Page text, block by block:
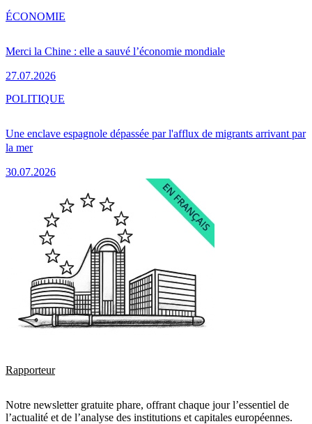
Merci la Chine : elle a sauvé l’économie mondiale
27.07.2026
ÉCONOMIE
Une enclave espagnole dépassée par l'afflux de migrants arrivant par
la mer
30.07.2026
POLITIQUE
Rapporteur
Notre newsletter gratuite phare, offrant chaque jour l’essentiel de
l’actualité et de l’analyse des institutions et capitales européennes.